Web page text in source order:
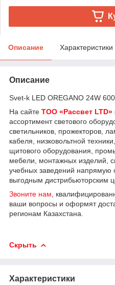
Описание Характеристики
Описание
Svet-k LED OREGANO 24W
На сайте ТОО «Рассвет LTD»
ассортимент светового
светильников, прожекторов,
кабеля, низковольтной
щитового оборудования,
мебели, монтажных изделий,
учебных заведений напрямую
выгодным дистрибьюторским
Звоните нам ,
ваши вопросы и оформят
регионам Казахстана.
Скрыть
Характеристики